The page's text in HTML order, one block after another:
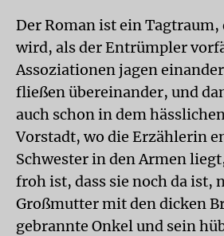
Der Roman ist ein
wird, als der Entrümpler
Assoziationen jagen
fließen übereinander, und
auch schon in dem
Vorstadt, wo die Erzählerin
Schwester in den Armen
froh ist, dass sie noch da ist,
Großmutter mit den dicken
gebrannte Onkel und sein